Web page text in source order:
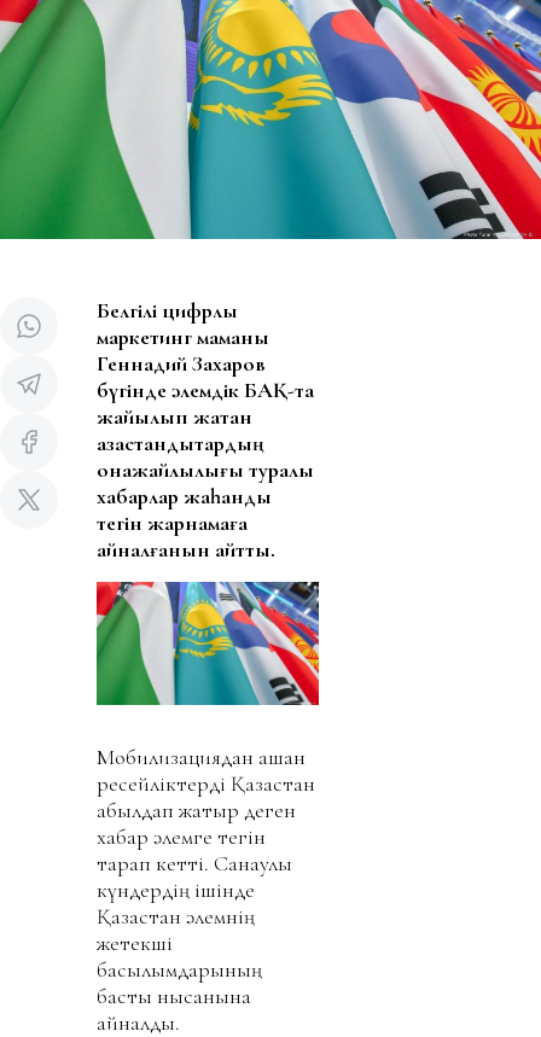
Белгілі цифрлық
маркетинг маманы
Геннадий Захаров
бүгінде әлемдік БАҚ-та
жайылып жатқан
қазақстандықтардың
қонақжайлылығы туралы
хабарлар жаһандық
тегін жарнамаға
айналғанын айтты.
Мобилизациядан қашқан
ресейліктерді Қазақстан
қабылдап жатыр деген
хабар әлемге тегін
тарап кетті. Санаулы
күндердің ішінде
Қазақстан әлемнің
жетекші
басылымдарының
басты нысанына
айналды.